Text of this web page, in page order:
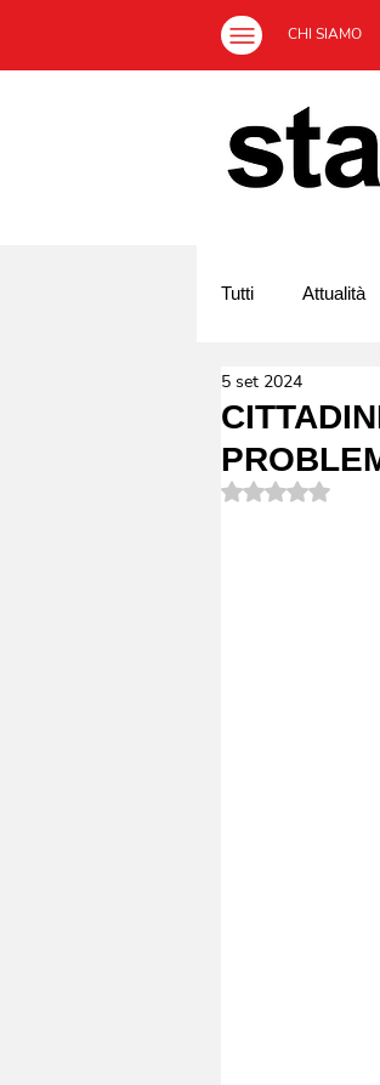
CHI SIAMO
Tutti Attualità
Off Topic
5 set 2024
Valutazione